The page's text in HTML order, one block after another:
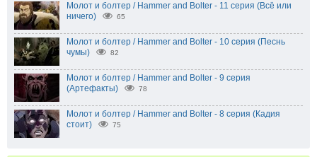
Молот и болтер / Hammer and Bolter - 11 серия (Всё или
ничего)
65
Молот и болтер / Hammer and Bolter - 10 серия (Песнь
чумы)
82
Молот и болтер / Hammer and Bolter - 9 серия
(Артефакты)
78
Молот и болтер / Hammer and Bolter - 8 серия (Кадия
стоит)
75